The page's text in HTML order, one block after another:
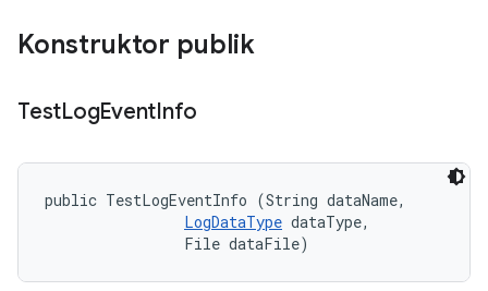
Konstruktor publik
TestLogEventInfo
public TestLogEventInfo (String dataName,
LogDataType dataType,
                File dataFile)